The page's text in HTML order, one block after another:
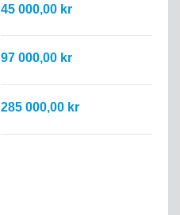
45 000,00 kr
97 000,00 kr
285 000,00 kr